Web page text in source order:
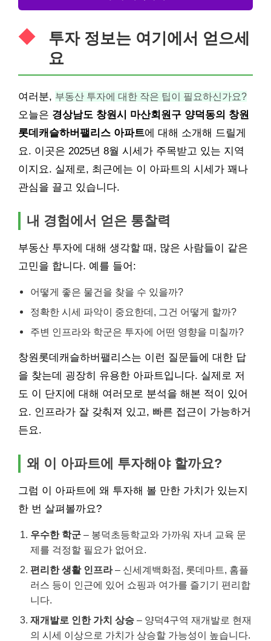
투자 정보는 여기에서 얻으세
요
여러분, 부동산 투자에 대한 작은 팁이 필요하신가요?
오늘은 경상남도 창원시 마산회원구 양덕동의 창원
롯데캐슬하버팰리스 아파트에 대해 소개해 드릴게
요. 이곳은 2025년 8월 시세가 주목받고 있는 지역
이지요. 실제로, 최근에는 이 아파트의 시세가 꽤나
관심을 끌고 있습니다.
내 경험에서 얻은 통찰력
부동산 투자에 대해 생각할 때, 많은 사람들이 같은
고민을 합니다. 예를 들어:
어떻게 좋은 물건을 찾을 수 있을까?
정확한 시세 파악이 중요한데, 그건 어떻게 할까?
주변 인프라와 학군은 투자에 어떤 영향을 미칠까?
창원롯데캐슬하버팰리스는 이런 질문들에 대한 답
을 찾는데 굉장히 유용한 아파트입니다. 실제로 저
도 이 단지에 대해 여러모로 분석을 해본 적이 있어
요. 인프라가 잘 갖춰져 있고, 빠른 접근이 가능하거
든요.
왜 이 아파트에 투자해야 할까요?
그럼 이 아파트에 왜 투자해 볼 만한 가치가 있는지
한 번 살펴볼까요?
우수한 학군 – 봉덕초등학교와 가까워 자녀 교육 문
제를 걱정할 필요가 없어요.
편리한 생활 인프라– 신세계백화점, 롯데마트, 홈플
러스 등이 인근에 있어 쇼핑과 여가를 즐기기 편리합
니다.
재개발로 인한 가치 상승 – 양덕4구역 재개발로 현재
의 시세 이상으로 가치가 상승할 가능성이 높습니다.